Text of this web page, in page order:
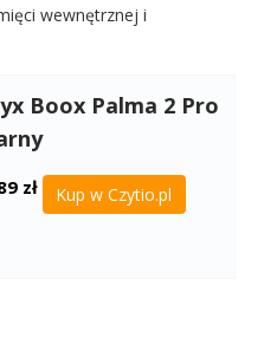
wewnętrznej i
Boox Palma 2 Pro
zł Kup w Czytio.pl